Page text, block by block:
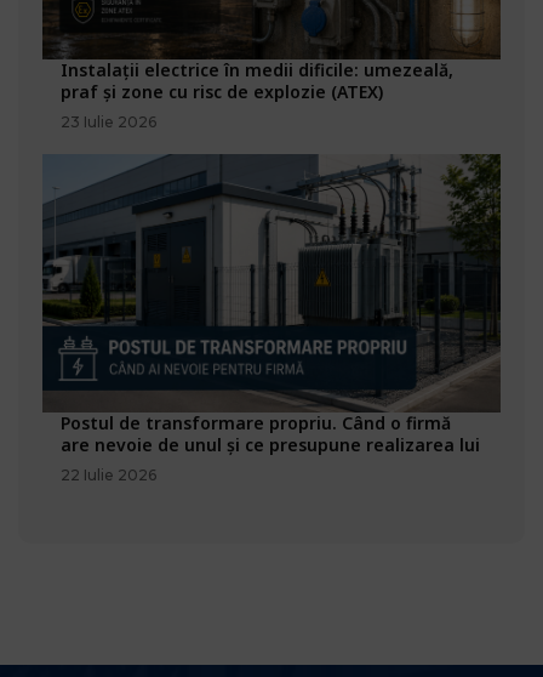
Instalații electrice în medii dificile: umezeală,
praf și zone cu risc de explozie (ATEX)
23 Iulie 2026
Postul de transformare propriu. Când o firmă
are nevoie de unul și ce presupune realizarea lui
22 Iulie 2026